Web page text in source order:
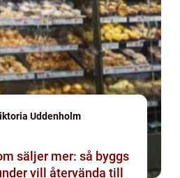
Uddenholm
säljer mer: så byggs
vill återvända till